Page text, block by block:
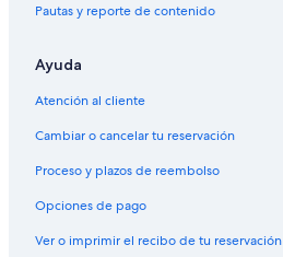
Pautas y reporte de contenido
Ayuda
Atención al cliente
Cambiar o cancelar tu reservación
Proceso y plazos de reembolso
Opciones de pago
Ver o imprimir el recibo de tu reservación